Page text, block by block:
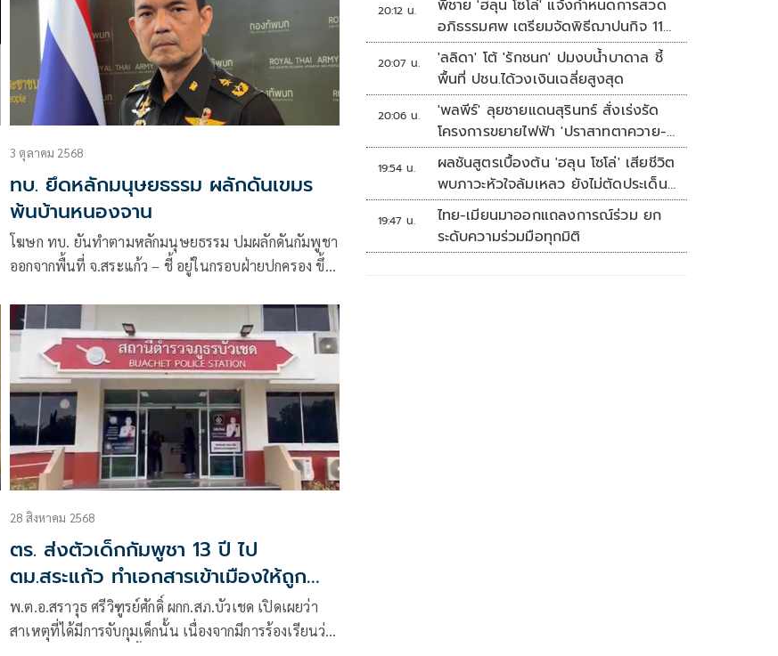
3 ตุลาคม 2568
ทบ. ยึดหลักมนุษยธรรม ผลักดันเขมร
พ้นบ้านหนองจาน
โฆษก ทบ. ยันทำตามหลักมนุษยธรรม ปมผลักดันกัมพูชา
ออกจากพื้นที่ จ.สระแก้ว – ชี้ อยู่ในกรอบฝ่ายปกครอง ขึ้น
หลักสากล หลัง กพช.ร้องให้ปล่อยตัว
28 สิงหาคม 2568
ตร. ส่งตัวเด็กกัมพูชา 13 ปี ไป
ตม.สระแก้ว ทำเอกสารเข้าเมืองให้ถูก
ต้องจะได้กลับมาเรียนใหม่
พ.ต.อ.สราวุธ ศรีวิฑูรย์ศักดิ์ ผกก.สภ.บัวเชด เปิดเผยว่า
สาเหตุที่ได้มีการจับกุมเด็กนั้น เนื่องจากมีการร้องเรียนว่า
20:12 น.
พี่ชาย 'ฮลุน โซโล่' แจ้งกำหนดการสวด
อภิธรรมศพ เตรียมจัดพิธีฌาปนกิจ 11
ส.ค.
20:07 น.
'ลลิดา' โต้ 'รักชนก' ปมงบน้ำบาดาล ชี้
พื้นที่ ปชน.ได้วงเงินเฉลี่ยสูงสุด
20:06 น.
'พลพีร์' ลุยชายแดนสุรินทร์ สั่งเร่งรัด
โครงการขยายไฟฟ้า 'ปราสาทตาควาย-
เนิน 350'
19:54 น.
ผลชันสูตรเบื้องต้น 'ฮลุน โซโล่' เสียชีวิต
พบภาวะหัวใจล้มเหลว ยังไม่ตัดประเด็น
สารพิษ รอจอร์เจียส่งผลตรวจครั้งแรก
19:47 น.
ไทย-เมียนมาออกแถลงการณ์ร่วม ยก
ระดับความร่วมมือทุกมิติ